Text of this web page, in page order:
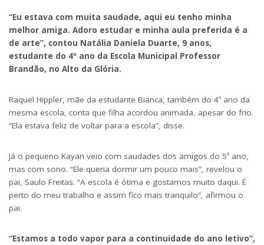
“Eu estava com muita saudade, aqui eu tenho minha
melhor amiga. Adoro estudar e minha aula preferida é a
de arte”, contou Natália Daniela Duarte, 9 anos,
estudante do 4º ano da Escola Municipal Professor
Brandão, no Alto da Glória.
Raquel Hippler, mãe da estudante Bianca, também do 4º ano da
mesma escola, conta que filha acordou animada, apesar do frio.
“Ela estava feliz de voltar para a escola”, disse.
Já o pequeno Kayan veio com saudades dos amigos do 5º ano,
mas com sono. “Ele queria dormir um pouco mais”, revelou o
pai, Saulo Freitas. “A escola é ótima e gostamos muito daqui. É
perto do meu trabalho e assim fico mais tranquilo”, afirmou o
pai.
“Estamos a todo vapor para a continuidade do ano letivo”,